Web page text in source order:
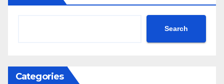
Search
Categories